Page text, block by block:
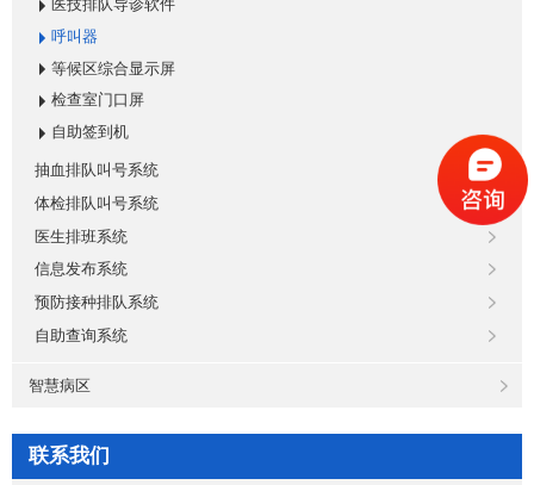
医技排队导诊软件
呼叫器
等候区综合显示屏
检查室门口屏
自助签到机
抽血排队叫号系统
体检排队叫号系统
医生排班系统
信息发布系统
预防接种排队系统
自助查询系统
智慧病区
联系我们